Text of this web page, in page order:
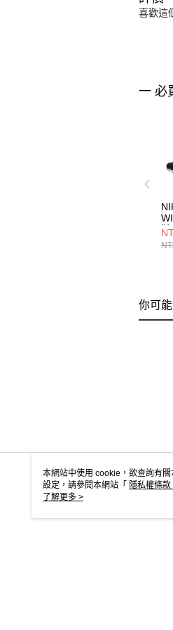
喜歡這
一 必
你可
本網站中使用 cookie，欲查詢有
設定，請參閱本網站「 隱私權條款
使用 cookie。
了解更多 >